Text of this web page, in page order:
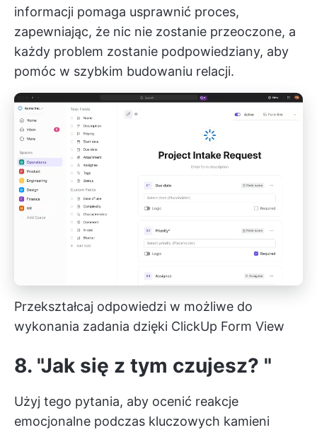
informacji pomaga usprawnić proces,
zapewniając, że nic nie zostanie przeoczone, a
każdy problem zostanie podpowiedziany, aby
pomóc w szybkim budowaniu relacji.
Przekształcaj odpowiedzi w możliwe do
wykonania zadania dzięki ClickUp Form View
8. "Jak się z tym czujesz? "
Użyj tego pytania, aby ocenić reakcje
emocjonalne podczas kluczowych kamieni